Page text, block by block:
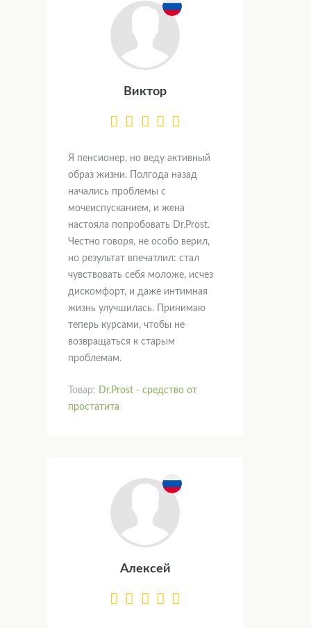
Виктор
Я пенсионер, но веду активный
образ жизни. Полгода назад
начались проблемы с
мочеиспусканием, и жена
настояла попробовать Dr.Prost.
Честно говоря, не особо верил,
но результат впечатлил: стал
чувствовать себя моложе, исчез
дискомфорт, и даже интимная
жизнь улучшилась. Принимаю
теперь курсами, чтобы не
возвращаться к старым
проблемам.
Товар: Dr.Prost - средство от
простатита
Алексей